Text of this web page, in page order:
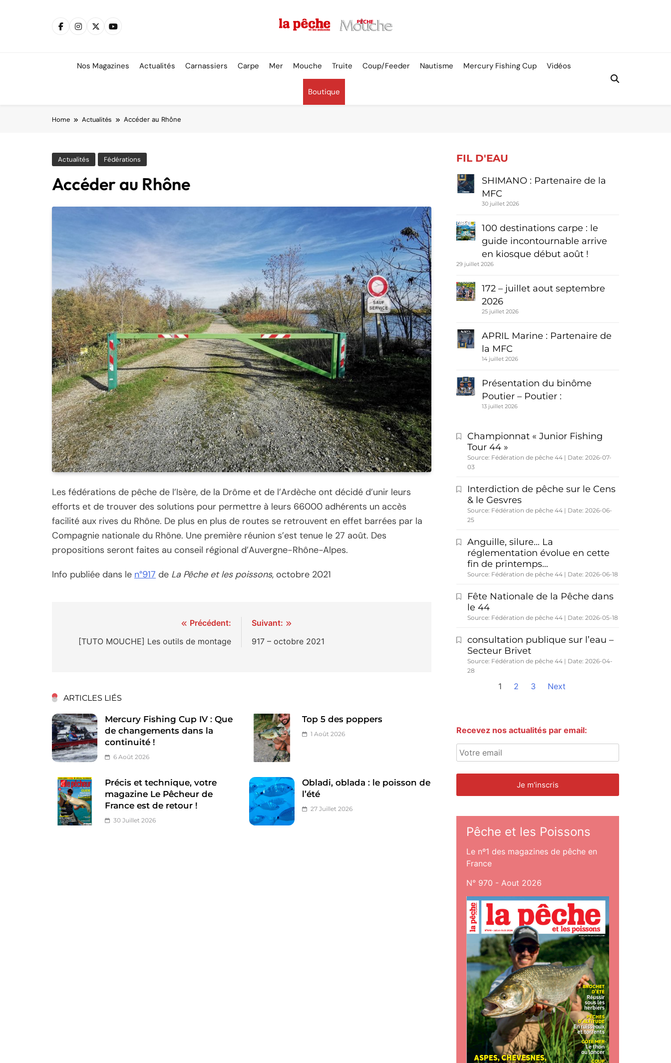
Nos Magazines Actualités Carnassiers Carpe Mer Mouche Truite Coup/Feeder Nautisme Mercury Fishing Cup Vidéos
Boutique
Home Actualités Accéder au Rhône
Actualités Fédérations
Accéder au Rhône
Les fédérations de pêche de l’Isère, de la Drôme et de l’Ardèche ont décidé d’unir leurs
efforts et de trouver des solutions pour permettre à leurs 66000 adhérents un accès
facilité aux rives du Rhône. De plus en plus de routes se retrouvent en effet barrées par la
Compagnie nationale du Rhône. Une première réunion s’est tenue le 27 août. Des
propositions seront faites au conseil régional d’Auvergne-Rhône-Alpes.
Info publiée dans le n°917 de La Pêche et les poissons, octobre 2021
Précédent:
[TUTO MOUCHE] Les outils de montage
Suivant:
917 – octobre 2021
ARTICLES LIÉS
Mercury Fishing Cup IV : Que
de changements dans la
continuité !
6 Août 2026
Top 5 des poppers
1 Août 2026
Précis et technique, votre
magazine Le Pêcheur de
France est de retour !
30 Juillet 2026
Obladi, oblada : le poisson de
l’été
27 Juillet 2026
FIL D'EAU
SHIMANO : Partenaire de la
MFC
30 juillet 2026
100 destinations carpe : le
guide incontournable arrive
en kiosque début août !
29 juillet 2026
172 – juillet aout septembre
2026
25 juillet 2026
APRIL Marine : Partenaire de
la MFC
14 juillet 2026
Présentation du binôme
Poutier – Poutier :
13 juillet 2026
Championnat « Junior Fishing
Tour 44 »
Source: Fédération de pêche 44
Date: 2026-07-
03
Interdiction de pêche sur le Cens
& le Gesvres
Source: Fédération de pêche 44
Date: 2026-06-
25
Anguille, silure… La
réglementation évolue en cette
fin de printemps…
Source: Fédération de pêche 44 Date: 2026-06-18
Fête Nationale de la Pêche dans
le 44
Source: Fédération de pêche 44 Date: 2026-05-18
consultation publique sur l’eau –
Secteur Brivet
Source: Fédération de pêche 44
Date: 2026-04-
28
1 2 3 Next
Recevez nos actualités par email:
Pêche et les Poissons
Le nº1 des magazines de pêche en
France
N° 970 - Aout 2026